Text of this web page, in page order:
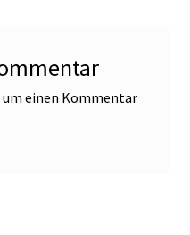
um einen Kommentar